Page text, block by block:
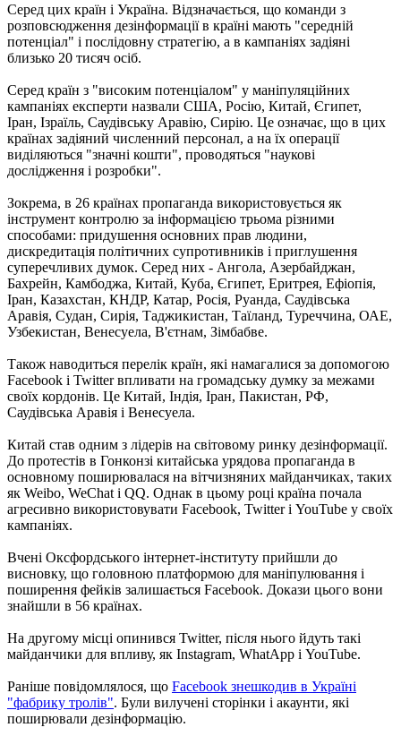
Серед цих країн і Україна. Відзначається, що команди з
розповсюдження дезінформації в країні мають "середній
потенціал" і послідовну стратегію, а в кампаніях задіяні
близько 20 тисяч осіб.
Серед країн з "високим потенціалом" у маніпуляційних
кампаніях експерти назвали США, Росію, Китай, Єгипет,
Іран, Ізраїль, Саудівську Аравію, Сирію. Це означає, що в цих
країнах задіяний численний персонал, а на їх операції
виділяються "значні кошти", проводяться "наукові
дослідження і розробки".
Зокрема, в 26 країнах пропаганда використовується як
інструмент контролю за інформацією трьома різними
способами: придушення основних прав людини,
дискредитація політичних супротивників і приглушення
суперечливих думок. Серед них - Ангола, Азербайджан,
Бахрейн, Камбоджа, Китай, Куба, Єгипет, Еритрея, Ефіопія,
Іран, Казахстан, КНДР, Катар, Росія, Руанда, Саудівська
Аравія, Судан, Сирія, Таджикистан, Таїланд, Туреччина, ОАЕ,
Узбекистан, Венесуела, В'єтнам, Зімбабве.
Також наводиться перелік країн, які намагалися за допомогою
Facebook і Twitter впливати на громадську думку за межами
своїх кордонів. Це Китай, Індія, Іран, Пакистан, РФ,
Саудівська Аравія і Венесуела.
Китай став одним з лідерів на світовому ринку дезінформації.
До протестів в Гонконзі китайська урядова пропаганда в
основному поширювалася на вітчизняних майданчиках, таких
як Weibo, WeChat і QQ. Однак в цьому році країна почала
агресивно використовувати Facebook, Twitter і YouTube у своїх
кампаніях.
Вчені Оксфордського інтернет-інституту прийшли до
висновку, що головною платформою для маніпулювання і
поширення фейків залишається Facebook. Докази цього вони
знайшли в 56 країнах.
На другому місці опинився Twitter, після нього йдуть такі
майданчики для впливу, як Instagram, WhatApp і YouTube.
Раніше повідомлялося, що Facebook знешкодив в Україні
"фабрику тролів". Були вилучені сторінки і акаунти, які
поширювали дезінформацію.